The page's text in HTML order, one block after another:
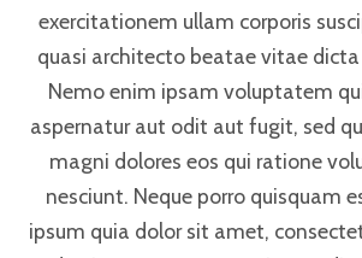
exercitationem ullam corporis
quasi architecto beatae vitae
Nemo enim ipsam voluptatem
aspernatur aut odit aut fugit, sed
magni dolores eos qui ratione
nesciunt. Neque porro quisquam
ipsum quia dolor sit amet,